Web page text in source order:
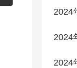
2024
2024
2024